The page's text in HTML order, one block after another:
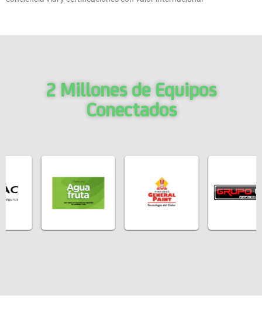
2 Millones de Equipos
Conectados